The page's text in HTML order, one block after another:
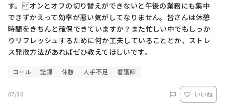
す。オンとオフの切り替えができないと午後の業務にも集中
できずかえって効率が悪い気がしてなりません。皆さんは休憩
時間をきちんと確保できていますか？また忙しい中でもしっか
りリフレッシュするために何か工夫していることとか、ストレ
ス発散方法があればぜひ教えてほしいです。
コール 記録 休憩 人手不足 看護師
07/30 いいね